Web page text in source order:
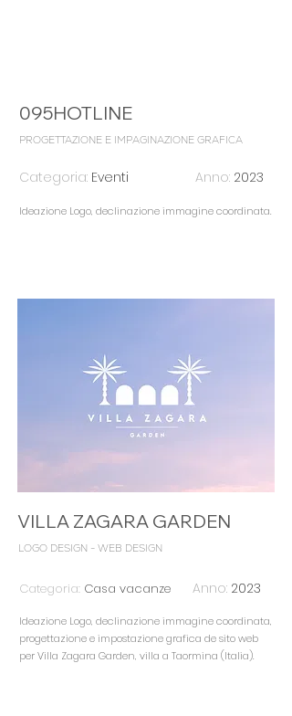
095HOTLINE
PROGETTAZIONE E IMPAGINAZIONE GRAFICA
Categoria: Eventi Anno: 2023
Ideazione Logo, declinazione immagine coordinata.
VILLA ZAGARA GARDEN
LOGO DESIGN - WEB DESIGN
Categoria: Casa vacanze Anno: 2023
Ideazione Logo, declinazione immagine coordinata,
progettazione e impostazione grafica de sito web
perVilla Zagara Garden, villa a Taormina (Italia).